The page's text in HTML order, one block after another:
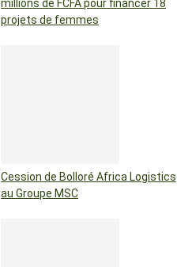
millions de FCFA pour financer 18
projets de femmes
Cession de Bolloré Africa Logistics
au Groupe MSC